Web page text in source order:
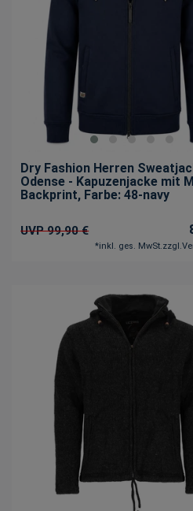
Dry Fashion Herren
Odense - Kapuzenjacke mit
Backprint, Farbe: 48-navy
UVP 99,90 €
*inkl. ges. MwSt. zzgl.